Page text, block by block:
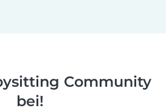
Community
bei!